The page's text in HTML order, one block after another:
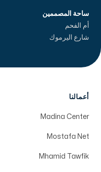
ساحة المصممين
أم الفحم
شارع اليرموك
أعمالنا
Madina Center
Mostafa Net
Mhamid Tawfik